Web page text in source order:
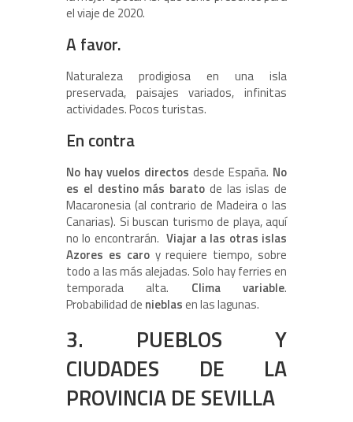
el viaje de 2020.
A favor.
Naturaleza prodigiosa en una isla
preservada, paisajes variados, infinitas
actividades. Pocos turistas.
En contra
No hay vuelos directos desde España. No
es el destino más barato de las islas de
Macaronesia (al contrario de Madeira o las
Canarias). Si buscan turismo de playa, aquí
no lo encontrarán. Viajar a las otras islas
Azores es caroy requiere tiempo, sobre
todo a las más alejadas. Solo hay ferries en
temporada alta.
Clima variable.
Probabilidad de nieblasen las lagunas.
3. PUEBLOS Y
CIUDADES DE LA
PROVINCIA DE SEVILLA